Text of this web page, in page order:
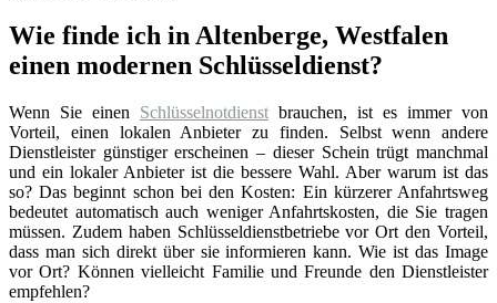
Wie finde ich in Altenberge, Westfalen
einen modernen Schlüsseldienst?
Wenn Sie einen Schlüsselnotdienst brauchen, ist es immer von
Vorteil, einen lokalen Anbieter zu finden. Selbst wenn andere
Dienstleister günstiger erscheinen – dieser Schein trügt manchmal
und ein lokaler Anbieter ist die bessere Wahl. Aber warum ist das
so? Das beginnt schon bei den Kosten: Ein kürzerer Anfahrtsweg
bedeutet automatisch auch weniger Anfahrtskosten, die Sie tragen
müssen. Zudem haben Schlüsseldienstbetriebe vor Ort den Vorteil,
dass man sich direkt über sie informieren kann. Wie ist das Image
vor Ort? Können vielleicht Familie und Freunde den Dienstleister
empfehlen?